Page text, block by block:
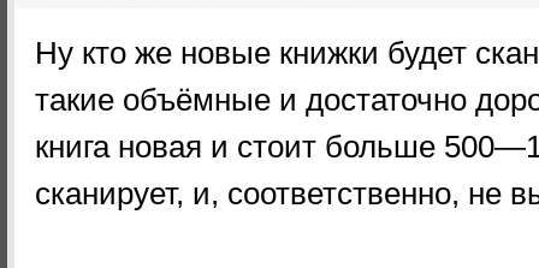
Ну кто же новые книжки будет
такие объёмные и достаточно
книга новая и стоит больше
сканирует, и, соответственно, не